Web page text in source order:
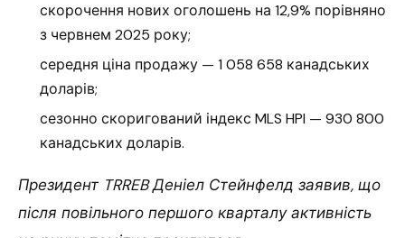
скорочення нових оголошень на 12,9% порівняно
з червнем 2025 року;
середня ціна продажу — 1 058 658 канадських
доларів;
сезонно скоригований індекс MLS HPI — 930 800
канадських доларів.
Президент TRREB Деніел Стейнфелд заявив, що
після повільного першого кварталу активність